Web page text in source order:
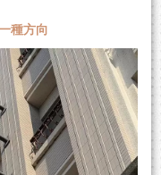
種方向